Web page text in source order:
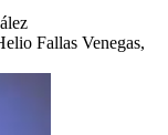
Fallas Venegas,